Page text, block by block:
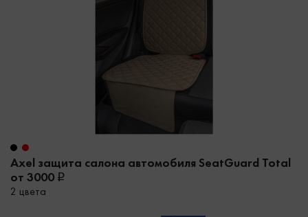
Axel защита салона автомобиля SeatGuard Total
от 3000
2 цвета